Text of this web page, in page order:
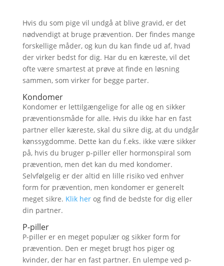
Hvis du som pige vil undgå at blive gravid, er det
nødvendigt at bruge prævention. Der findes mange
forskellige måder, og kun du kan finde ud af, hvad
der virker bedst for dig. Har du en kæreste, vil det
ofte være smartest at prøve at finde en løsning
sammen, som virker for begge parter.
Kondomer
Kondomer er lettilgængelige for alle og en sikker
præventionsmåde for alle. Hvis du ikke har en fast
partner eller kæreste, skal du sikre dig, at du undgår
kønssygdomme. Dette kan du f.eks. ikke være sikker
på, hvis du bruger p-piller eller hormonspiral som
prævention, men det kan du med kondomer.
Selvfølgelig er der altid en lille risiko ved enhver
form for prævention, men kondomer er generelt
meget sikre. Klik herog find de bedste for dig eller
din partner.
P-piller
P-piller er en meget populær og sikker form for
prævention. Den er meget brugt hos piger og
kvinder, der har en fast partner. En ulempe ved p-